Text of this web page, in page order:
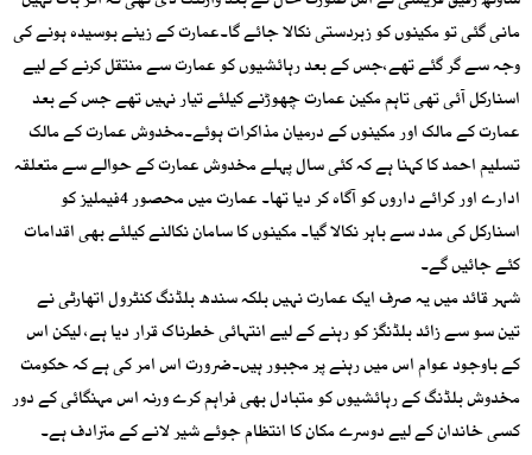
مانی گئی تو مکینوں کو زبردستی نکالا جائے گا۔عمارت کے زینے بوسیدہ ہونے کی
وجہ سے گر گئے تھے،جس کے بعد رہائشیوں کو عمارت سے منتقل کرنے کے لیے
اسنارکل آئی تھی تاہم مکین عمارت چھوڑنے کیلئے تیار نہیں تھے جس کے بعد
عمارت کے مالک اور مکینوں کے درمیان مذاکرات ہوئے۔مخدوش عمارت کے مالک
تسلیم احمد کا کہنا ہے کہ کئی سال پہلے مخدوش عمارت کے حوالے سے متعلقہ
ادارے اور کرائے داروں کو آگاہ کر دیا تھا۔ عمارت میں محصور 4فیملیز کو
اسنارکل کی مدد سے باہر نکالا گیا۔ مکینوں کا سامان نکالنے کیلئے بھی اقدامات
کئے جائیں گے۔
شہر قائد میں یہ صرف ایک عمارت نہیں بلکہ سندھ بلڈنگ کنٹرول اتھارٹی نے
تین سو سے زائد بلڈنگز کو رہنے کے لیے انتہائی خطرناک قرار دیا ہے، لیکن اس
کے باوجود عوام اس میں رہنے پر مجبور ہیں۔ضرورت اس امر کی ہے کہ حکومت
مخدوش بلڈنگ کے رہائشیوں کو متبادل بھی فراہم کرے ورنہ اس مہنگائی کے دور
کسی خاندان کے لیے دوسرے مکان کا انتظام جوئے شیر لانے کے مترادف ہے۔